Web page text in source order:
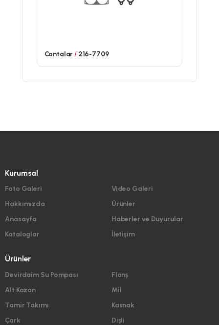
Contalar/216-7709
Kurumsal
Foto Galeri
Hakkımızda
Anasayfa
Kataloglar
Video Galeri
Ürünler
Haberler ve Duyurular
İletişim
Ürünler
Devirdaim Su Pompası
Alt Kazan
Tamir Takımı
Çark
Flanş
Mil
Kasnak
Dişli